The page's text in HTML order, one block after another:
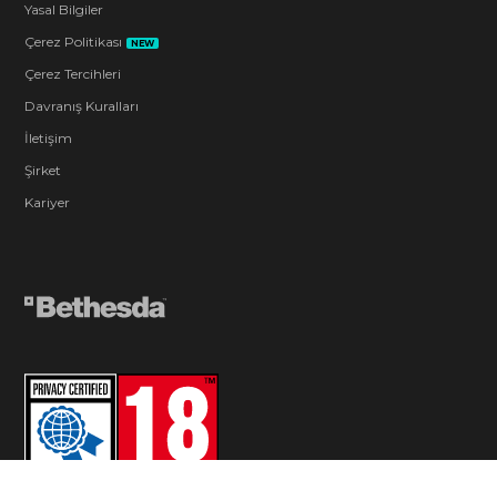
Yasal Bilgiler
Çerez Politikası
NEW
Çerez Tercihleri
Davranış Kuralları
İletişim
Şirket
Kariyer